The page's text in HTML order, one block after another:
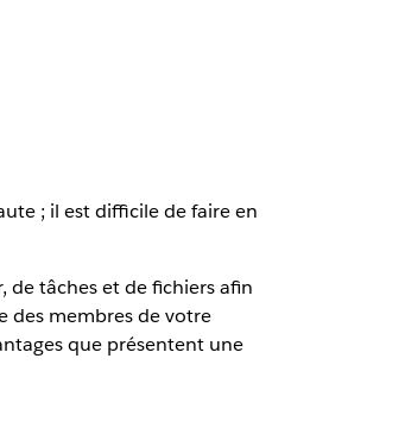
; il est difficile de faire en
de tâches et de fichiers afin
des membres de votre
que présentent une